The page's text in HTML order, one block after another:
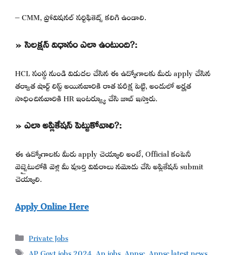
– CMM, ప్రోవిషనల్ సర్టిఫికెట్స్ కలిగి ఉండాలి.
» సెలక్షన్ విధానం ఎలా ఉంటుంది?:
HCL సంస్థ నుండి విడుదల చేసిన ఈ ఉద్యోగాలకు మీరు apply చేసిన
తర్వాత షార్ట్ లిస్ట్ అయినవారికి రాత పరీక్ష పెట్టి, అందులో అర్హత
సాధించినవారికి HR ఇంటర్వ్యూ చేసి జాబ్ ఇస్తారు.
» ఎలా అప్లికేషన్ పెట్టుకోవాలి?:
ఈ ఉద్యోగాలకు మీరు apply చెయ్యాలి అంటే, Official కంపెనీ
వెబ్సైటులోకి వెళ్లి మీ పూర్తి వివరాలు నమోదు చేసి అప్లికేషన్ submit
చెయ్యాలి.
Apply Online Here
Categories
Private Jobs
Tags